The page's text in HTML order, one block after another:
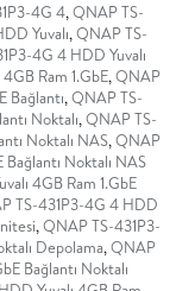
4G 4,QNAP TS-
Yuvalı,QNAP TS-
4G 4 HDD Yuvalı
Ram 1.GbE,QNAP
Bağlantı,QNAP TS-
Noktalı,QNAP TS-
Noktalı NAS,QNAP
Noktalı NAS
4GB Ram 1.GbE
TS-431P3-4G 4 HDD
,QNAP TS-431P3-
Depolama,QNAP
Bağlantı Noktalı